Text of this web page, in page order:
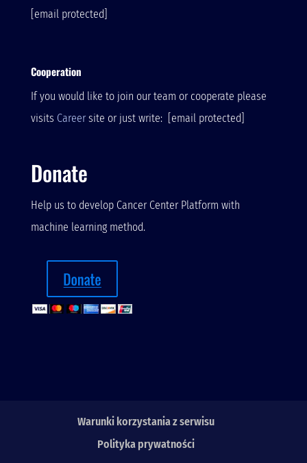
[email protected]
Cooperation
If you would like to join our team or cooperate please
visits Careersite or just write: [email protected]
Donate
Help us to develop Cancer Center Platform with
machine learning method.
Warunki korzystania z serwisu
Polityka prywatności